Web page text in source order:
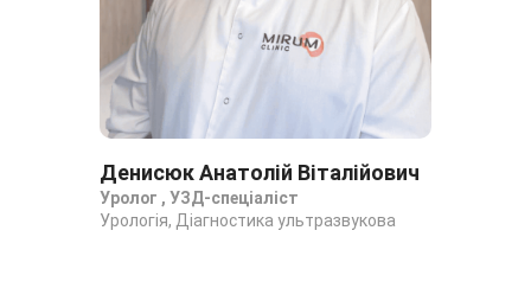
Денисюк Анатолій Віталійович
Уролог , УЗД-спеціаліст
Урологія, Діагностика ультразвукова